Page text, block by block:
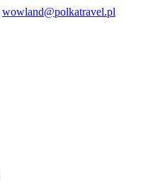
wowland@polkatravel.pl